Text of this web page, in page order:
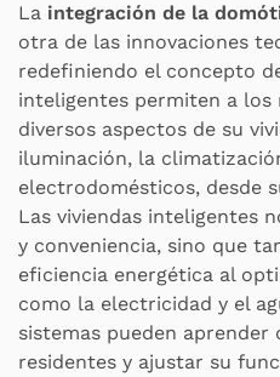
La integración de la
otra de las innovaciones
redefiniendo el concepto
inteligentes permiten a
diversos aspectos de su
iluminación, la
electrodomésticos, desde
Las viviendas inteligentes
y conveniencia, sino que
eficiencia energética al
como la electricidad y el
sistemas pueden aprender
residentes y ajustar su